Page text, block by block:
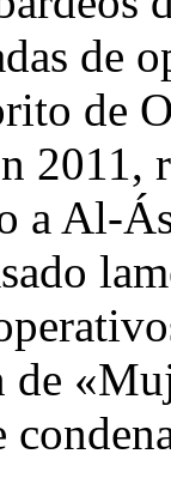
de
de
2011,
a Al-
de